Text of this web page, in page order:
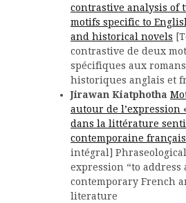
contrastive analysis of
motifs specific to
and historical novels
contrastive de deux
spécifiques aux
historiques anglais et
Jirawan Kiatphotha
autour de l’expression
dans la littérature
contemporaine
intégral]
expression “to address
contemporary French
literature